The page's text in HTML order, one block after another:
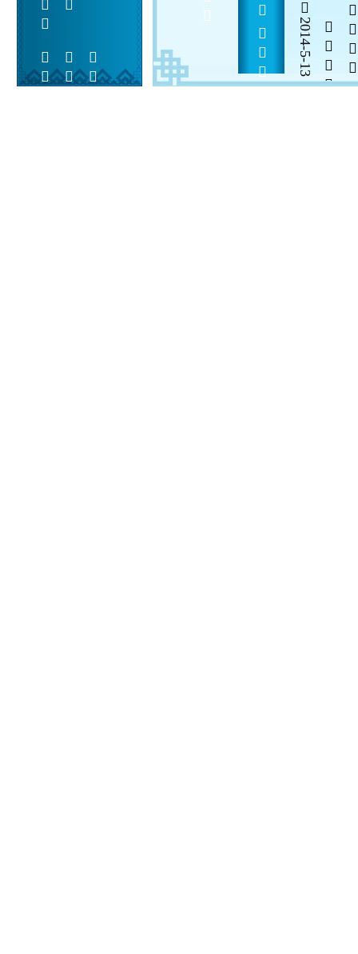
                2014-5-13